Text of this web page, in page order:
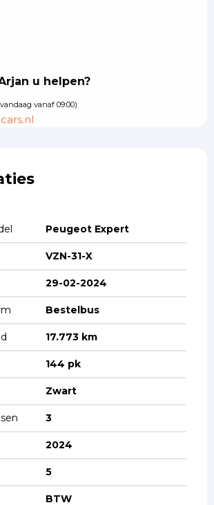
u helpen?
vanaf 09:00)
Peugeot Expert
VZN-31-X
29-02-2024
Bestelbus
17.773 km
144 pk
Zwart
3
2024
5
BTW